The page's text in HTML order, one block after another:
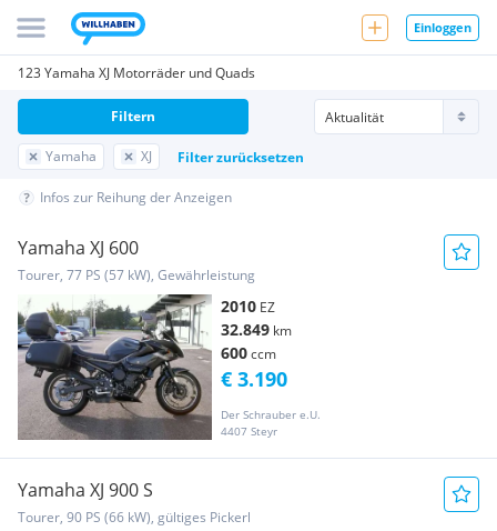
Einloggen
123 Yamaha XJ Motorräder und Quads
Yamaha XJ Filter zurücksetzen
Filtern
Infos zur Reihung der Anzeigen
Yamaha XJ 600
Tourer, 77 PS (57 kW), Gewährleistung
2010 EZ
32.849 km
600ccm
Der Schrauber e.U.
4407 Steyr
€ 3.190
Yamaha XJ 900 S
Tourer, 90 PS (66 kW), gültiges Pickerl